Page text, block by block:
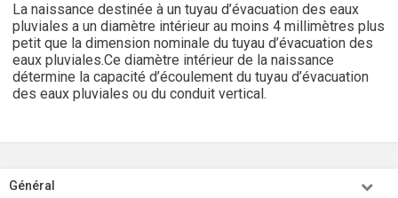
La naissance destinée à un tuyau d’évacuation des eaux
pluviales a un diamètre intérieur au moins 4 millimètres plus
petit que la dimension nominale du tuyau d’évacuation des
eaux pluviales.Ce diamètre intérieur de la naissance
détermine la capacité d’écoulement du tuyau d’évacuation
des eaux pluviales ou du conduit vertical.
Général